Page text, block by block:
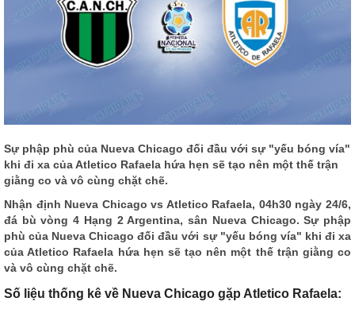
Sự phập phù của Nueva Chicago đối đầu với sự "yếu bóng vía"
khi đi xa của Atletico Rafaela hứa hẹn sẽ tạo nên một thế trận
giằng co và vô cùng chặt chẽ.
Nhận định Nueva Chicago vs Atletico Rafaela, 04h30 ngày 24/6,
đá bù vòng 4 Hạng 2 Argentina, sân Nueva Chicago. Sự phập
phù của Nueva Chicago đối đầu với sự "yếu bóng vía" khi đi xa
của Atletico Rafaela hứa hẹn sẽ tạo nên một thế trận giằng co
và vô cùng chặt chẽ.
Số liệu thống kê về Nueva Chicago gặp Atletico Rafaela: